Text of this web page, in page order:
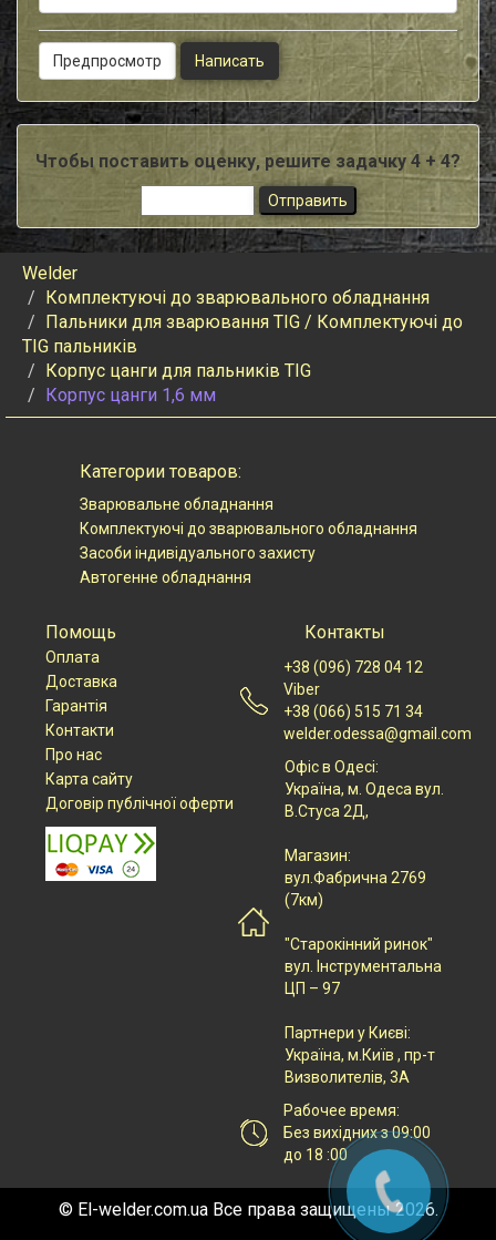
Чтобы поставить оценку, решите задачку 4 + 4?
Welder
Комплектуючі до зварювального обладнання
Пальники для зварювання TIG / Комплектуючі до
TIG пальників
Корпус цанги для пальників TIG
Корпус цанги 1,6 мм
Категории товаров:
Зварювальне обладнання
Комплектуючі до зварювального обладнання
Засоби індивідуального захисту
Автогенне обладнання
Помощь
Оплата
Доставка
Гарантія
Контакти
Про нас
Карта сайту
Договір публічної оферти
Контакты
+38 (096) 728 04 12
Viber
+38 (066) 515 71 34
welder.odessa@gmail.com
Офіс в Одесі:
Українa, м. Одеса вул.
В.Стуса 2Д,
Магазин:
вул.Фабрична 2769
(7км)
"Старокінний ринок"
вул. Інструментальна
ЦП – 97
Партнери у Києві:
Українa, м.Київ , пр-т
Визволителів, 3А
Рабочее время:
Без вихідних з 09:00
до 18 :00
© El-welder.com.ua Все права защищены 2026.